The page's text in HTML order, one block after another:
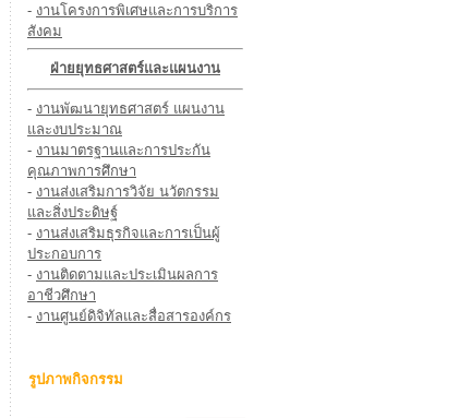
- งานโครงการพิเศษและการบริการ
สังคม
ฝ่ายยุทธศาสตร์และแผนงาน
- งานพัฒนายุทธศาสตร์ แผนงาน
และงบประมาณ
- งานมาตรฐานและการประกัน
คุณภาพการศึกษา
- งานส่งเสริมการวิจัย นวัตกรรม
และสิ่งประดิษฐ์
- งานส่งเสริมธุรกิจและการเป็นผู้
ประกอบการ
- งานติดตามและประเมินผลการ
อาชีวศึกษา
- งานศูนย์ดิจิทัลและสื่อสารองค์กร
รูปภาพกิจกรรม